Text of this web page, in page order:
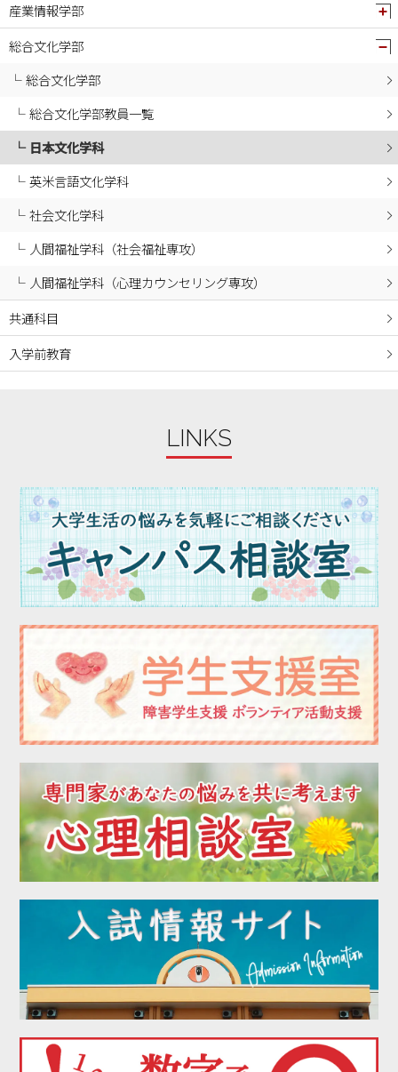
2024年09月
2024年08月
2024年05月
2024年04月
2024年03月
2024年02月
2023年12月
2023年11月
2023年10月
2023年08月
2023年03月
2023年02月
2023年01月
2022年12月
2022年09月
2022年08月
2022年05月
2022年04月
2022年03月
2022年02月
2021年12月
2021年09月
2021年07月
産業情報学部
総合文化学部
総合文化学部
総合文化学部教員一覧
日本文化学科
英米言語文化学科
社会文化学科
人間福祉学科（社会福祉専攻）
人間福祉学科（心理カウンセリング専攻）
共通科目
入学前教育
LINKS